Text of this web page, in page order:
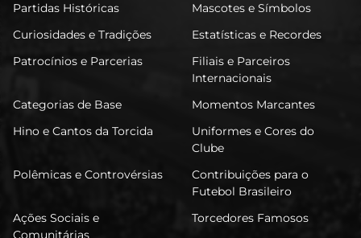
Partidas Históricas
Mascotes e Símbolos
Curiosidades e Tradições
Estatísticas e Recordes
Patrocínios e Parcerias
Filiais e Parceiros
Internacionais
Categorias de Base
Momentos Marcantes
Hino e Cantos da Torcida
Uniformes e Cores do
Clube
Polêmicas e Controvérsias
Contribuições para o
Futebol Brasileiro
Ações Sociais e
Comunitárias
Torcedores Famosos